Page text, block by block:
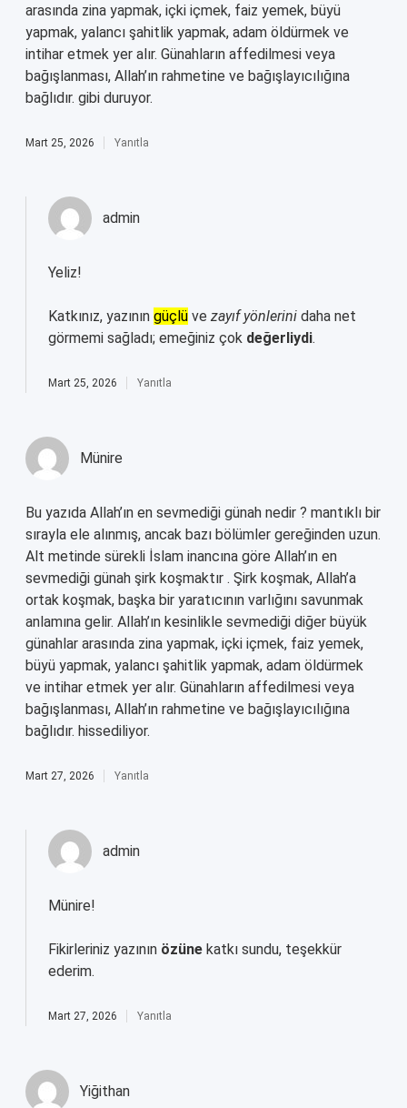
arasında zina yapmak, içki içmek, faiz yemek, büyü
yapmak, yalancı şahitlik yapmak, adam öldürmek ve
intihar etmek yer alır. Günahların affedilmesi veya
bağışlanması, Allah’ın rahmetine ve bağışlayıcılığına
bağlıdır. gibi duruyor.
Mart 25, 2026 Yanıtla
admin
Yeliz!
Katkınız, yazının güçlü ve zayıf yönlerini daha net
görmemi sağladı; emeğiniz çok değerliydi.
Mart 25, 2026 Yanıtla
Münire
Bu yazıda Allah’ın en sevmediği günah nedir ? mantıklı bir
sırayla ele alınmış, ancak bazı bölümler gereğinden uzun.
Alt metinde sürekli İslam inancına göre Allah’ın en
sevmediği günah şirk koşmaktır . Şirk koşmak, Allah’a
ortak koşmak, başka bir yaratıcının varlığını savunmak
anlamına gelir. Allah’ın kesinlikle sevmediği diğer büyük
günahlar arasında zina yapmak, içki içmek, faiz yemek,
büyü yapmak, yalancı şahitlik yapmak, adam öldürmek
ve intihar etmek yer alır. Günahların affedilmesi veya
bağışlanması, Allah’ın rahmetine ve bağışlayıcılığına
bağlıdır. hissediliyor.
Mart 27, 2026 Yanıtla
admin
Münire!
Fikirleriniz yazının özüne katkı sundu, teşekkür
ederim.
Mart 27, 2026 Yanıtla
Yiğithan